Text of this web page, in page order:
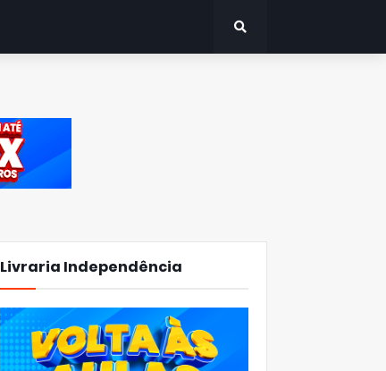
Livraria Independência